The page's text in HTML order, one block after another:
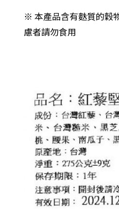
※ 本產品含有麩質的穀
慮者請勿食用